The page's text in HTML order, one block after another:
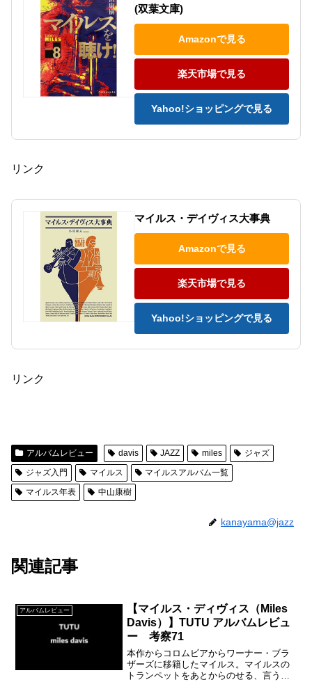
(双葉文庫)
Amazonで見る
楽天市場で見る
Yahoo!ショッピングで見る
リンク
マイルス・デイヴィス大事典
Amazonで見る
楽天市場で見る
Yahoo!ショッピングで見る
リンク
アルバムレビュー davis JAZZ miles
ジャズ
ジャズ入門
マイルス
マイルスアルバム一覧
マイルス年表
中山康樹
kanayama@jazz
関連記事
アルバムレビュー
【マイルス・ディヴィス（Miles
Davis）】TUTU アルバムレビュ
ー 考察71
本作からコロムビアからワーナー・ブラ
ザーズに移籍したマイルス。マイルスの
トランペットをあとからのせる、言うな